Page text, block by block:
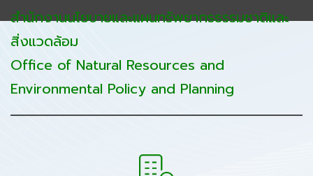
สำนักงานนโยบายและแผนทรัพยากรธรรมชาติและ
สิ่งแวดล้อม
Office of Natural Resources and
Environmental Policy and Planning